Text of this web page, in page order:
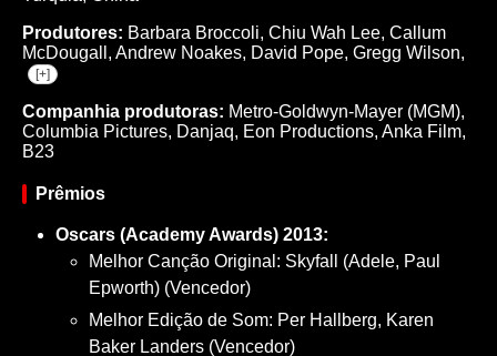
Produtores: Barbara Broccoli, Chiu Wah Lee, Callum
McDougall, Andrew Noakes, David Pope, Gregg Wilson,
[+]
Companhia produtoras: Metro-Goldwyn-Mayer (MGM),
Columbia Pictures, Danjaq, Eon Productions, Anka Film,
B23
Prêmios
Oscars (Academy Awards) 2013:
Melhor Canção Original: Skyfall (Adele, Paul
Epworth) (Vencedor)
Melhor Edição de Som: Per Hallberg, Karen
Baker Landers (Vencedor)